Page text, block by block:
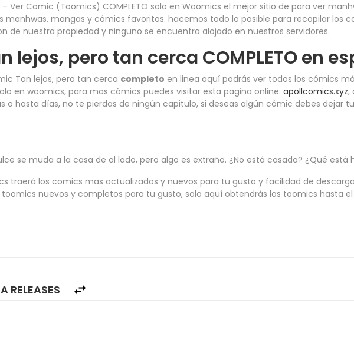
Ver Comic (Toomics) COMPLETO solo en Woomics el mejor sitio de para ver
manhwas, mangas y cómics favoritos. hacemos todo lo posible para recopilar los
de nuestra propiedad y ninguno se encuentra alojado en nuestros servidores.
lejos, pero tan cerca COMPLETO en
Tan lejos, pero tan cerca completo en linea aquí podrás ver todos los cómics
en woomics, para mas cómics puedes visitar esta pagina online: apollcomics.xyz,
o hasta días, no te pierdas de ningún capitulo, si deseas algún cómic debes dejar
se muda a la casa de al lado, pero algo es extraño. ¿No está casada? ¿Qué está
traerá los comics mas actualizados y nuevos para tu gusto y facilidad de
nuevos y completos para tu gusto, solo aquí obtendrás los toomics hasta
RELEASES